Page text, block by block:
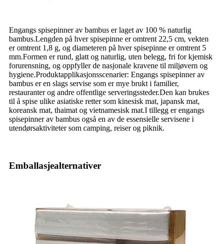
Engangs spisepinner av bambus er laget av 100 % naturlig
bambus.Lengden på hver spisepinne er omtrent 22,5 cm, vekten
er omtrent 1,8 g, og diameteren på hver spisepinne er omtrent 5
mm.Formen er rund, glatt og naturlig, uten belegg, fri for kjemisk
forurensning, og oppfyller de nasjonale kravene til miljøvern og
hygiene.Produktapplikasjonsscenarier: Engangs spisepinner av
bambus er en slags servise som er mye brukt i familier,
restauranter og andre offentlige serveringssteder.Den kan brukes
til å spise ulike asiatiske retter som kinesisk mat, japansk mat,
koreansk mat, thaimat og vietnamesisk mat.I tillegg er engangs
spisepinner av bambus også en av de essensielle servisene i
utendørsaktiviteter som camping, reiser og piknik.
Emballasjealternativer